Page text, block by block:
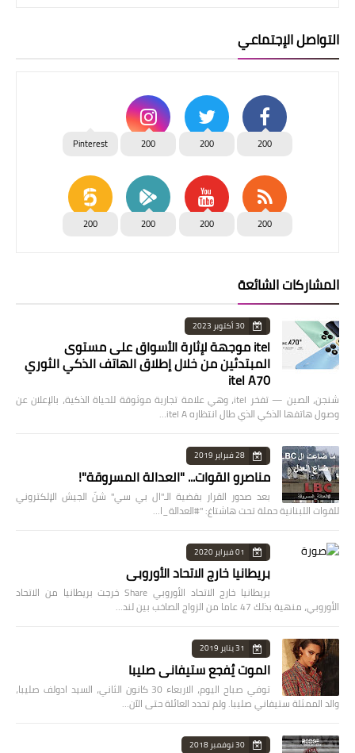
التواصل الإجتماعي
200
200
200
Pinterest
200
200
200
200
المشاركات الشائعة
30 أكتوبر 2023
itel موجهة لإثارة الأسواق على مستوى
المبتدئين من خلال إطلاق الهاتف الذكي الثوري
itel A70
شنجن، الصين — تفخر itel، وهي علامة تجارية موثوقة للحياة الذكية، بالإعلان عن
وصول هاتفها الذكي الذي طال انتظاره itel A…
28 فبراير 2019
مناصرو القوات... "العدالة المسروقة"!
بعد صدور القرار بقضية الـ"ال بي سي" شنّ الجيش الإلكتروني
للقوات اللبنانية حملة تحت هاشتاغ: "#العدالة_ا…
01 فبراير 2020
بريطانيا خارج الاتحاد الأوروبي
بريطانيا خارج الاتحاد الأوروبي Share خرجت بريطانيا من الاتحاد
الأوروبي، منهية بذلك 47 عاما من الزواج الصاخب بين لند…
31 يناير 2019
الموت يُفجع ستيفاني صليبا
توفي صباح اليوم، الاربعاء 30 كانون الثاني، السيد ادولف صليبا،
والد الممثلة ستيفاني صليبا. ولم تحدد العائلة حتى الآن…
30 نوفمبر 2018